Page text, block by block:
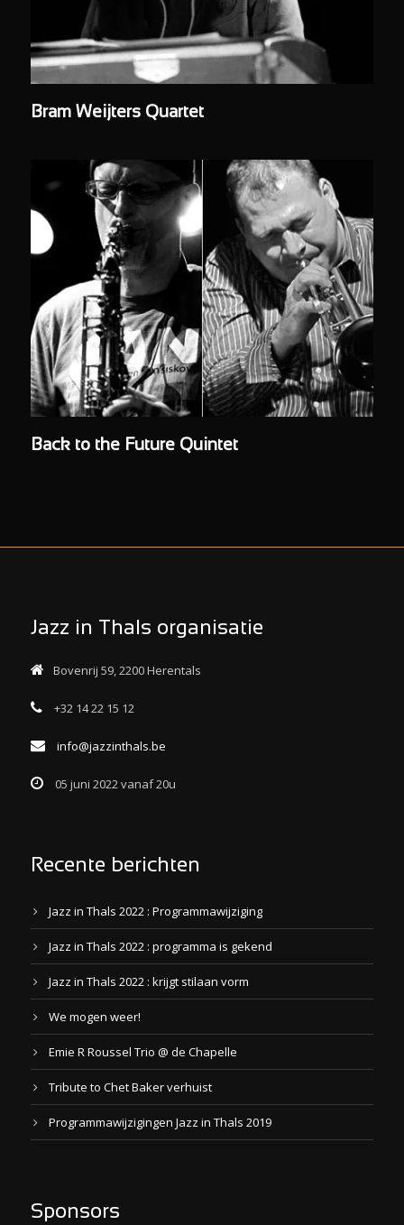
Bram Weijters Quartet
Back to the Future Quintet
Jazz in Thals organisatie
Bovenrij 59, 2200 Herentals
+32 14 22 15 12
info@jazzinthals.be
05 juni 2022 vanaf 20u
Recente berichten
Jazz in Thals 2022 : Programmawijziging
Jazz in Thals 2022 : programma is gekend
Jazz in Thals 2022 : krijgt stilaan vorm
We mogen weer!
Emie R Roussel Trio @ de Chapelle
Tribute to Chet Baker verhuist
Programmawijzigingen Jazz in Thals 2019
Sponsors